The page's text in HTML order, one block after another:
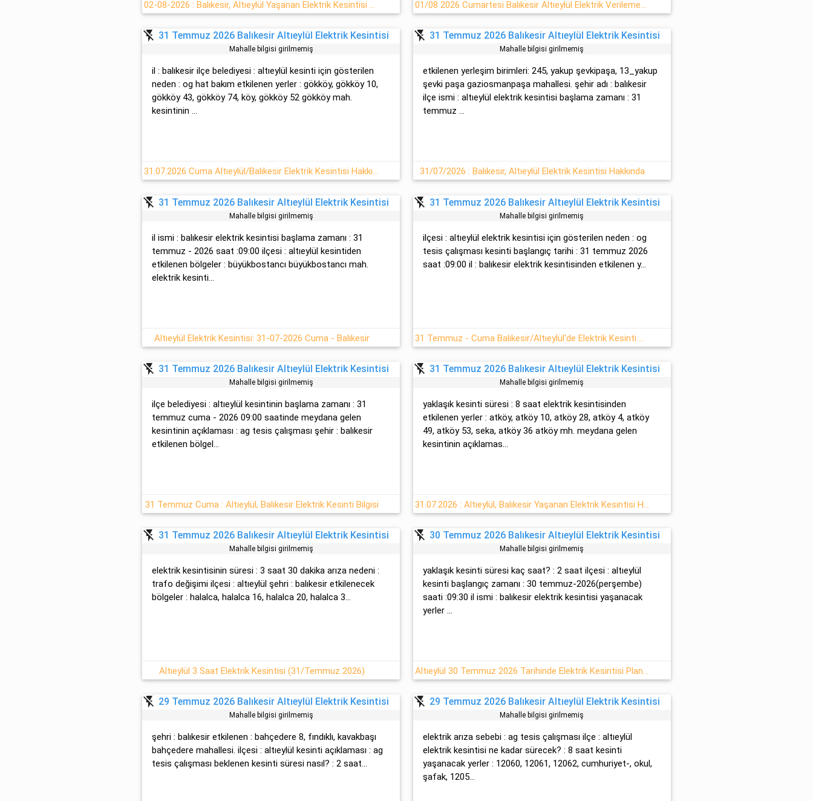
02-08-2026 : Balıkesir, Altıeylül Yaşanan Elektrik Kesintisi Hakkında Açıklamalar 01/08 2026 Cumartesi Balıkesir Altıeylül Elektrik Verilemeyecektir
flash_off 31 Temmuz 2026 Balıkesir Altıeylül Elektrik Kesintisi
Mahalle bilgisi girilmemiş
il : balıkesir ilçe belediyesi : altıeylül kesinti için gösterilen
neden : og hat bakım etkilenen yerler : gökköy, gökköy 10,
gökköy 43, gökköy 74, köy, gökköy 52 gökköy mah.
kesintinin ...
31.07.2026 Cuma Altıeylül/Balıkesir Elektrik Kesintisi Hakkında
flash_off 31 Temmuz 2026 Balıkesir Altıeylül Elektrik Kesintisi
Mahalle bilgisi girilmemiş
etkilenen yerleşim birimleri: 245, yakup şevkipaşa, 13_yakup
şevki paşa gaziosmanpaşa mahallesi. şehir adı : balıkesir
ilçe ismi : altıeylül elektrik kesintisi başlama zamanı : 31
temmuz ...
31/07/2026 : Balıkesir, Altıeylül Elektrik Kesintisi Hakkında
flash_off 31 Temmuz 2026 Balıkesir Altıeylül Elektrik Kesintisi
Mahalle bilgisi girilmemiş
il ismi : balıkesir elektrik kesintisi başlama zamanı : 31
temmuz - 2026 saat :09:00 ilçesi : altıeylül kesintiden
etkilenen bölgeler : büyükbostancı büyükbostancı mah.
elektrik kesinti...
Altıeylül Elektrik Kesintisi: 31-07-2026 Cuma - Balıkesir
flash_off 31 Temmuz 2026 Balıkesir Altıeylül Elektrik Kesintisi
Mahalle bilgisi girilmemiş
ilçesi : altıeylül elektrik kesintisi için gösterilen neden : og
tesi̇s çalışması kesinti başlangıç tarihi : 31 temmuz 2026
saat :09:00 il : balıkesir elektrik kesintisinden etkilenen y...
31 Temmuz - Cuma Balıkesir/Altıeylül'de Elektrik Kesinti Haberi
flash_off 31 Temmuz 2026 Balıkesir Altıeylül Elektrik Kesintisi
Mahalle bilgisi girilmemiş
ilçe belediyesi : altıeylül kesintinin başlama zamanı : 31
temmuz cuma - 2026 09:00 saatinde meydana gelen
kesintinin açıklaması : ag tesi̇s çalışması şehir : balıkesir
etkilenen bölgel...
31 Temmuz Cuma : Altıeylül, Balıkesir Elektrik Kesinti Bilgisi
flash_off 31 Temmuz 2026 Balıkesir Altıeylül Elektrik Kesintisi
Mahalle bilgisi girilmemiş
yaklaşık kesinti süresi : 8 saat elektrik kesintisinden
etkilenen yerler : atköy, atköy 10, atköy 28, atköy 4, atköy
49, atköy 53, seka, atköy 36 atköy mh. meydana gelen
kesintinin açıklamas...
31.07.2026 : Altıeylül, Balıkesir Yaşanan Elektrik Kesintisi Haberi
flash_off 31 Temmuz 2026 Balıkesir Altıeylül Elektrik Kesintisi
Mahalle bilgisi girilmemiş
elektrik kesintisinin süresi : 3 saat 30 dakika arıza nedeni :
trafo deği̇şi̇mi̇ ilçesi : altıeylül şehri : balıkesir etkilenecek
bölgeler : halalca, halalca 16, halalca 20, halalca 3...
Altıeylül 3 Saat Elektrik Kesintisi (31/Temmuz 2026)
flash_off 30 Temmuz 2026 Balıkesir Altıeylül Elektrik Kesintisi
Mahalle bilgisi girilmemiş
yaklaşık kesinti süresi kaç saat? : 2 saat ilçesi : altıeylül
kesinti başlangıç zamanı : 30 temmuz-2026(perşembe)
saati :09:30 il ismi : balıkesir elektrik kesintisi yaşanacak
yerler ...
Altıeylül 30 Temmuz 2026 Tarihinde Elektrik Kesintisi Planlanmaktadır
flash_off 29 Temmuz 2026 Balıkesir Altıeylül Elektrik Kesintisi
Mahalle bilgisi girilmemiş
şehri : balıkesir etkilenen : bahçedere 8, fındıklı, kavakbaşı
bahçedere mahallesi. ilçesi : altıeylül kesinti açıklaması : ag
tesi̇s çalışması beklenen kesinti süresi nasıl? : 2 saat...
flash_off 29 Temmuz 2026 Balıkesir Altıeylül Elektrik Kesintisi
Mahalle bilgisi girilmemiş
elektrik arıza sebebi : ag tesi̇s çalışması ilçe : altıeylül
elektrik kesintisi ne kadar sürecek? : 8 saat kesinti
yaşanacak yerler : 12060, 12061, 12062, cumhuriyet-, okul,
şafak, 1205...